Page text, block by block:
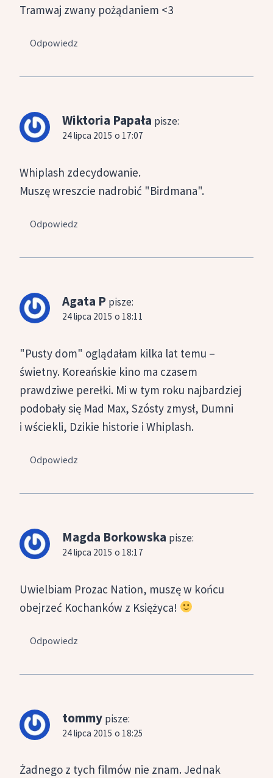
Tramwaj zwany pożądaniem <3
Odpowiedz
Wiktoria Papała pisze:
24 lipca 2015 o 17:07
Whiplash zdecydowanie.
Muszę wreszcie nadrobić "Birdmana".
Odpowiedz
Agata P pisze:
24 lipca 2015 o 18:11
"Pusty dom" oglądałam kilka lat temu –
świetny. Koreańskie kino ma czasem
prawdziwe perełki. Mi w tym roku najbardziej
podobały się Mad Max, Szósty zmysł, Dumni
i wściekli, Dzikie historie i Whiplash.
Odpowiedz
Magda Borkowska pisze:
24 lipca 2015 o 18:17
Uwielbiam Prozac Nation, muszę w końcu
obejrzeć Kochanków z Księżyca!
Odpowiedz
tommy pisze:
24 lipca 2015 o 18:25
Żadnego z tych filmów nie znam. Jednak